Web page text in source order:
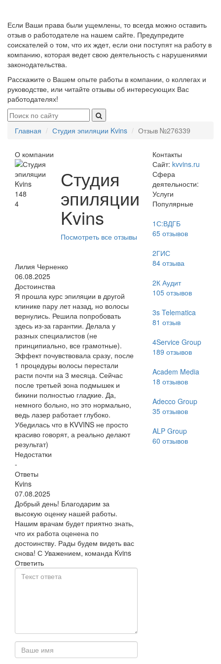
Если Ваши права были ущемлены, то всегда можно оставить
отзыв о работодателе на нашем сайте. Предупредите
соискателей о том, что их ждет, если они поступят на работу в
компанию, которая ведет свою деятельность с нарушениями
законодательства.
Расскажите о Вашем опыте работы в компании, о коллегах и
руководстве, или читайте отзывы об интересующих Вас
работодателях!
Главная Студия эпиляции Kvins Отзыв №276339
О компании
148
4
Студия
эпиляции
Kvins
Посмотреть все отзывы
Лилия Черненко
06.08.2025
Достоинства
Я прошла курс эпиляции в другой
клинике пару лет назад, но волосы
вернулись. Решила попробовать
здесь из-за гарантии. Делала у
разных специалистов (не
принципиально, все грамотные).
Эффект почувствовала сразу, после
1 процедуры волосы перестали
расти почти на 3 месяца. Сейчас
после третьей зона подмышек и
бикини полностью гладкие. Да,
немного больно, но это нормально,
ведь лазер работает глубоко.
Убедилась что в KVVINS не просто
красиво говорят, а реально делают
результат)
Недостатки
-
Ответы
Kvins
07.08.2025
Добрый день! Благодарим за
высокую оценку нашей работы.
Нашим врачам будет приятно знать,
что их работа оценена по
достоинству. Рады будем видеть вас
снова! С Уважением, команда Kvins
Ответить
Контакты
Сайт: kvvins.ru
Сфера
деятельности:
Услуги
Популярные
1С:ВДГБ
65отзывов
2ГИС
84отзыва
2К Аудит
105отзывов
3s Telematica
81 отзыв
4Service Group
189 отзывов
Academ Media
18 отзывов
Adecco Group
35отзывов
ALP Group
60 отзывов